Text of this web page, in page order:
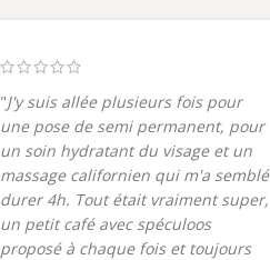
"J'y suis allée plusieurs fois pour
une pose de semi permanent, pour
un soin hydratant du visage et un
massage californien qui m'a semblé
durer 4h. Tout était vraiment super,
un petit café avec spéculoos
proposé à chaque fois et toujours